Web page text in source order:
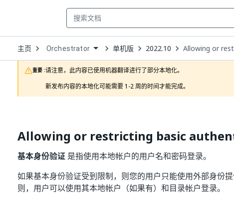
主页 Open
Dropdown
to
choose
product
Orchestrator 单机版 2022.10 Allowing or
重要 :请注意，此内容已使用机器翻译进行了部分本地化。
新发布内容的本地化可能需要 1-2 周的时间才能完成。
Allowing or restricting basic
基本身份验证是指使用本地帐户的用户名和密码登录。
如果基本身份验证受到限制，则您的用户只能使用外部身份
则，用户可以使用其本地帐户（如果有）和目录帐户登录。